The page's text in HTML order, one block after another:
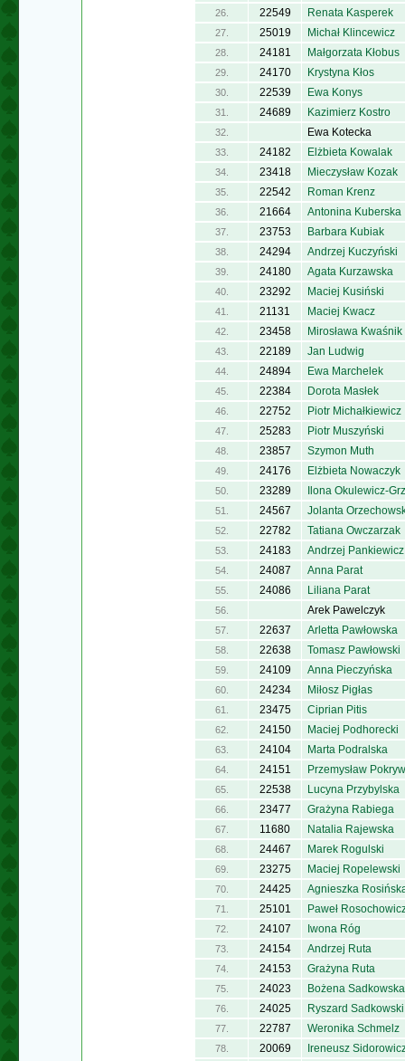
26. 22549 Renata Kasperek
27. 25019 Michał Klincewicz
28. 24181 Małgorzata Kłobus
29. 24170 Krystyna Kłos
30. 22539 Ewa Konys
31. 24689 Kazimierz Kostro
32. Ewa Kotecka
33. 24182 Elżbieta Kowalak
34. 23418 Mieczysław Kozak
35. 22542 Roman Krenz
36. 21664 Antonina Kuberska
37. 23753 Barbara Kubiak
38. 24294 Andrzej Kuczyński
39. 24180 Agata Kurzawska
40. 23292 Maciej Kusiński
41. 21131 Maciej Kwacz
42. 23458 Mirosława Kwaśnik
43. 22189 Jan Ludwig
44. 24894 Ewa Marchelek
45. 22384 Dorota Masłek
46. 22752 Piotr Michałkiewicz
47. 25283 Piotr Muszyński
48. 23857 Szymon Muth
49. 24176 Elżbieta Nowaczyk
50. 23289 Ilona Okulewicz-
51. 24567 Jolanta
52. 22782 Tatiana Owczarzak
53. 24183 Andrzej Pankiewicz
54. 24087 Anna Parat
55. 24086 Liliana Parat
56. Arek Pawelczyk
57. 22637 Arletta Pawłowska
58. 22638 Tomasz Pawłowski
59. 24109 Anna Pieczyńska
60. 24234 Miłosz Pigłas
61. 23475 Ciprian Pitis
62. 24150 Maciej Podhorecki
63. 24104 Marta Podralska
64. 24151 Przemysław
65. 22538 Lucyna Przybylska
66. 23477 Grażyna Rabiega
67. 11680 Natalia Rajewska
68. 24467 Marek Rogulski
69. 23275 Maciej Ropelewski
70. 24425 Agnieszka
71. 25101 Paweł
72. 24107 Iwona Róg
73. 24154 Andrzej Ruta
74. 24153 Grażyna Ruta
75. 24023 Bożena Sadkowska
76. 24025 Ryszard Sadkowski
77. 22787 Weronika Schmelz
78. 20069 Ireneusz